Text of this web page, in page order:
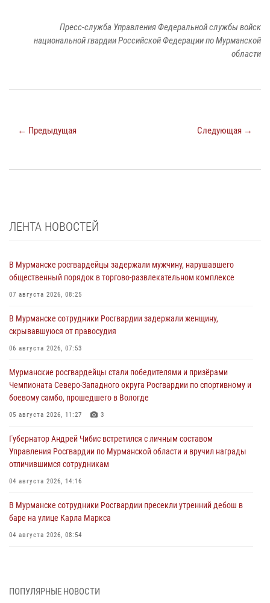
Пресс-служба Управления Федеральной службы войск
национальной гвардии Российской Федерации по Мурманской
области
← Предыдущая Следующая →
ЛЕНТА НОВОСТЕЙ
В Мурманске росгвардейцы задержали мужчину, нарушавшего
общественный порядок в торгово-развлекательном комплексе
07 августа 2026, 08:25
В Мурманске сотрудники Росгвардии задержали женщину,
скрывавшуюся от правосудия
06 августа 2026, 07:53
Мурманские росгвардейцы стали победителями и призёрами
Чемпионата Северо-Западного округа Росгвардии по спортивному и
боевому самбо, прошедшего в Вологде
05 августа 2026, 11:27 3
Губернатор Андрей Чибис встретился с личным составом
Управления Росгвардии по Мурманской области и вручил награды
отличившимся сотрудникам
04 августа 2026, 14:16
В Мурманске сотрудники Росгвардии пресекли утренний дебош в
баре на улице Карла Маркса
04 августа 2026, 08:54
03 августа 2026, 12:23 4
ПОПУЛЯРНЫЕ НОВОСТИ